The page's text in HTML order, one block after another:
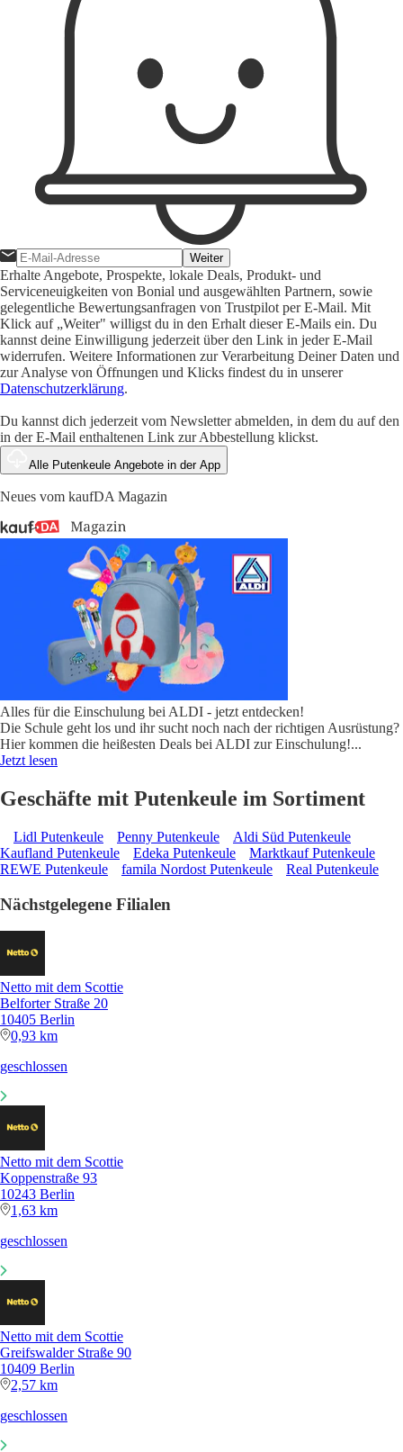
Weiter
Erhalte Angebote, Prospekte, lokale Deals, Produkt- und
Serviceneuigkeiten von Bonial und ausgewählten Partnern, sowie
gelegentliche Bewertungsanfragen von Trustpilot per E-Mail. Mit
Klick auf „Weiter" willigst du in den Erhalt dieser E-Mails ein. Du
kannst deine Einwilligung jederzeit über den Link in jeder E-Mail
widerrufen. Weitere Informationen zur Verarbeitung Deiner Daten und
zur Analyse von Öffnungen und Klicks findest du in unserer
Datenschutzerklärung.
Du kannst dich jederzeit vom Newsletter abmelden, in dem du auf den
in der E-Mail enthaltenen Link zur Abbestellung klickst.
Alle Putenkeule Angebote in der App
Neues vom kaufDA Magazin
Alles für die Einschulung bei ALDI - jetzt entdecken!
Die Schule geht los und ihr sucht noch nach der richtigen Ausrüstung?
Hier kommen die heißesten Deals bei ALDI zur Einschulung!...
Jetzt lesen
Geschäfte mit Putenkeule im Sortiment
Lidl Putenkeule Penny Putenkeule
Aldi Süd Putenkeule
Kaufland Putenkeule
Edeka Putenkeule
Marktkauf Putenkeule
REWE Putenkeule
famila Nordost Putenkeule Real Putenkeule
Nächstgelegene Filialen
Netto mit dem Scottie
Belforter Straße 20
10405 Berlin
0,93 km
geschlossen
Netto mit dem Scottie
Koppenstraße 93
10243 Berlin
1,63 km
geschlossen
Netto mit dem Scottie
Greifswalder Straße 90
10409 Berlin
2,57 km
geschlossen